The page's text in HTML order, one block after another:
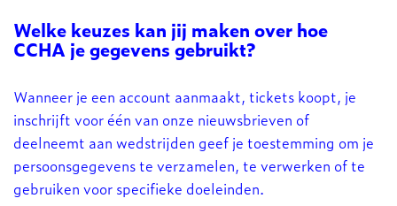
Welke keuzes kan jij maken over hoe
CCHA je gegevens gebruikt?
Wanneer je een account aanmaakt, tickets koopt, je
inschrijft voor één van onze nieuwsbrieven of
deelneemt aan wedstrijden geef je toestemming om je
persoonsgegevens te verzamelen, te verwerken of te
gebruiken voor specifieke doeleinden.